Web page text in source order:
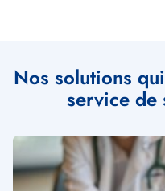
Nos solutions
service de
Illustration
vignette